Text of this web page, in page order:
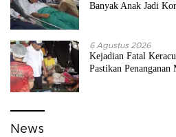
Banyak Anak Jadi
6 Agustus 2026
Kejadian Fatal
Pastikan
News